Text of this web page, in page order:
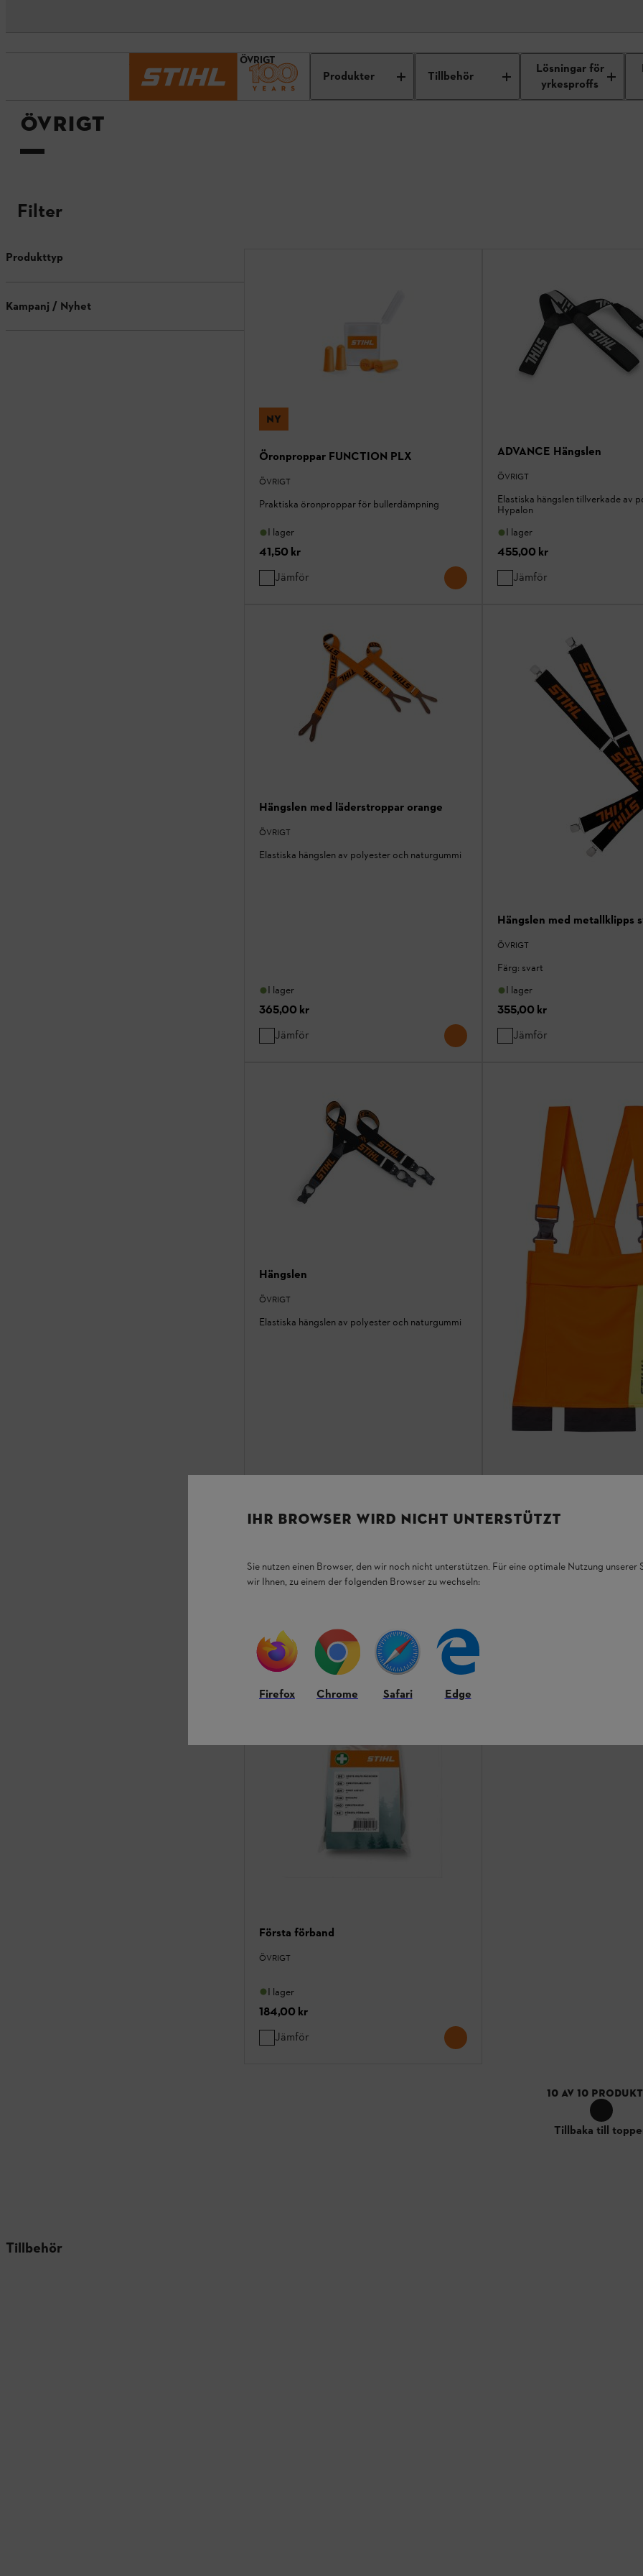
Produkter Tillbehör
Lösningar för
yrkesproffs
ÖVRIGT
ÖVRIGT
Filter
Produkttyp
Kampanj / Nyhet
NY
Öronproppar FUNCTION PLX
ÖVRIGT
Praktiska öronproppar för bullerdämpning
I lager
41,50 kr
Jämför
ADVANCE Hängslen
ÖVRIGT
Elastiska hängslen tillverkade av
Hypalon
I lager
455,00 kr
Jämför
Hängslen med läderstroppar orange
ÖVRIGT
Elastiska hängslen av polyester och naturgummi
I lager
365,00 kr
Jämför
Hängslen med metallklipps
ÖVRIGT
Färg: svart
I lager
355,00 kr
Jämför
Hängslen
ÖVRIGT
Elastiska hängslen av polyester och naturgummi
I lager
Jämför
njurskydd
Första förband
ÖVRIGT
I lager
184,00 kr
Jämför
10 AV 10
Tillbaka till
Tillbehör
IHR BROWSER WIRD NICHT UNTERSTÜTZT
Sie nutzen einen Browser, den wir noch nicht unterstützen. Für eine optimale Nutzung unserer
wir Ihnen, zu einem der folgenden Browser zu wechseln:
Firefox Chrome Safari Edge